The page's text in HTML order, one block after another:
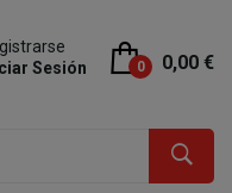
Sesión
0 0,00 €